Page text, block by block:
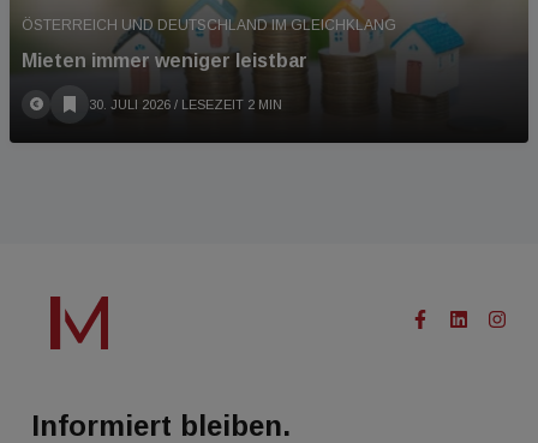
ÖSTERREICH UND DEUTSCHLAND IM GLEICHKLANG
Mieten immer weniger leistbar
30. JULI 2026 / LESEZEIT 2 MIN
Informiert bleiben.